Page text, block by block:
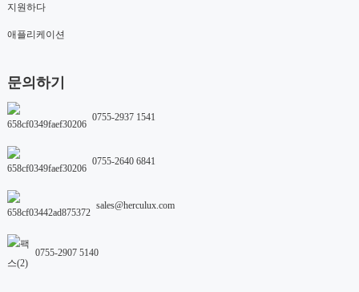
지원하다
애플리케이션
문의하기
0755-2937 1541
0755-2640 6841
sales@herculux.com
0755-2907 5140